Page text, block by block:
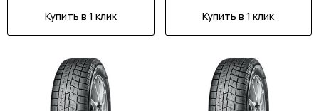
Купить в 1 клик Купить в 1 клик